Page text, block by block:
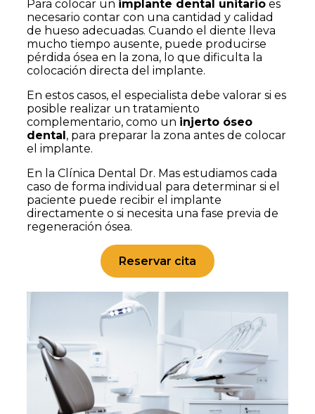
Para colocar un implante dental unitario es
necesario contar con una cantidad y calidad
de hueso adecuadas. Cuando el diente lleva
mucho tiempo ausente, puede producirse
pérdida ósea en la zona, lo que dificulta la
colocación directa del implante.
En estos casos, el especialista debe valorar si es
posible realizar un tratamiento
complementario, como un injerto óseo
dental, para preparar la zona antes de colocar
el implante.
En la Clínica Dental Dr. Mas estudiamos cada
caso de forma individual para determinar si el
paciente puede recibir el implante
directamente o si necesita una fase previa de
regeneración ósea.
Reservar cita